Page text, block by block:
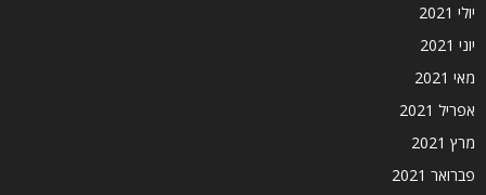
יולי 2021
יוני 2021
מאי 2021
אפריל 2021
מרץ 2021
פברואר 2021